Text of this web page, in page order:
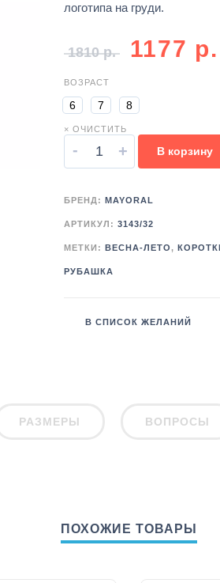
логотипа на груди.
1810р. 1177 р.
ВОЗРАСТ
6 7 8
× ОЧИСТИТЬ
- + В корзину
БРЕНД: MAYORAL
АРТИКУЛ: 3143/32
МЕТКИ: ВЕСНА-ЛЕТО,
РУБАШКА
В СПИСОК ЖЕЛАНИЙ
РАЗМЕРЫ ВОПРОСЫ
ПОХОЖИЕ ТОВАРЫ